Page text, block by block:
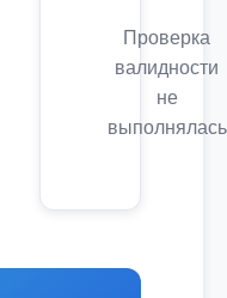
Проверка
валидности
не
выполнялась